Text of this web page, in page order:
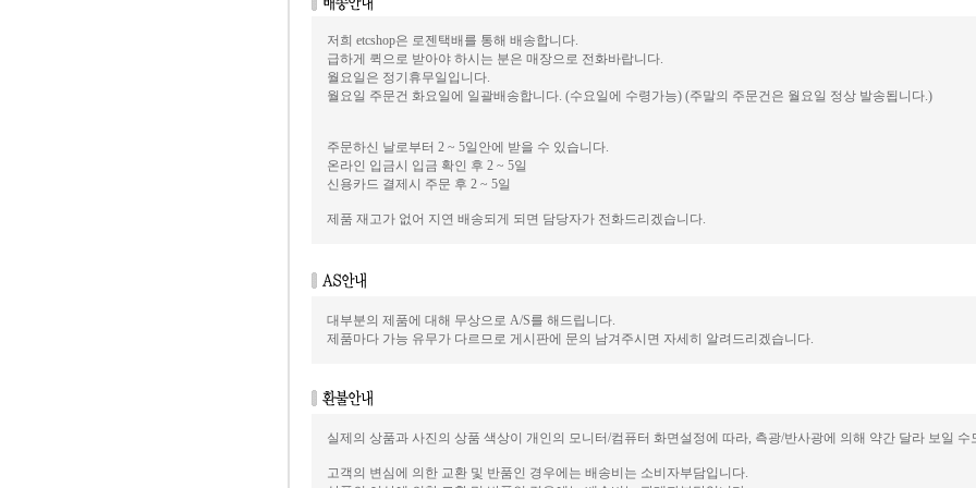
저희 etcshop은 로젠택배를 통해 배송합니다.
급하게 퀵으로 받아야 하시는 분은 매장으로 전화바랍니다.
월요일은 정기휴무일입니다.
월요일 주문건 화요일에 일괄배송합니다. (수요일에 수령가능) (주말의 주문건은 월요일 정상 발송됩니다.)
주문하신 날로부터 2 ~ 5일안에 받을 수 있습니다.
온라인 입금시 입금 확인 후 2 ~ 5일
신용카드 결제시 주문 후 2 ~ 5일
제품 재고가 없어 지연 배송되게 되면 담당자가 전화드리겠습니다.
대부분의 제품에 대해 무상으로 A/S를 해드립니다.
제품마다 가능 유무가 다르므로 게시판에 문의 남겨주시면 자세히 알려드리겠습니다.
실제의 상품과 사진의 상품 색상이 개인의 모니터/컴퓨터 화면설정에 따라, 측광/반사광에 의해 약간 달라 보일 수
고객의 변심에 의한 교환 및 반품인 경우에는 배송비는 소비자부담입니다.